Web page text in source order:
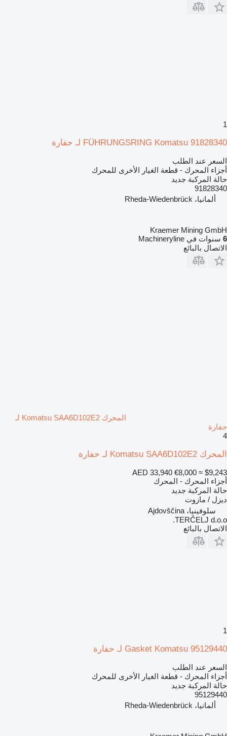
1
FÜHRUNGSRING Komatsu 91828340 لـ حفارة
السعر عند الطلب
أجزاء المحرك - قطعة الغيار الأخرى للمحرك
حالة المركبة جديد
91828340
ألمانيا، Rheda-Wiedenbrück
Kraemer Mining GmbH
6 سنوات في Machineryline
الاتصال بالبائع
المحرك Komatsu SAA6D102E2 لـ
حفارة
4
المحرك Komatsu SAA6D102E2 لـ حفارة
AED 33,940 €8,000 ≈ $9,243
أجزاء المحرك - المحرك
حالة المركبة جديد
ديزل / مازوت
سلوفينيا، Ajdovščina
TERČELJ d.o.o.
الاتصال بالبائع
1
Gasket Komatsu 95129440 لـ حفارة
السعر عند الطلب
أجزاء المحرك - قطعة الغيار الأخرى للمحرك
حالة المركبة جديد
95129440
ألمانيا، Rheda-Wiedenbrück